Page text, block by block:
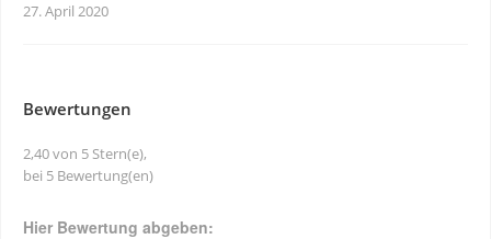
27. April 2020
Bewertungen
2,40 von 5 Stern(e),
bei 5 Bewertung(en)
Hier Bewertung abgeben: